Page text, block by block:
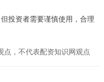
投资者需要谨慎使用，合理
点，不代表配资知识网观点